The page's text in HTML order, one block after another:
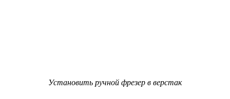
Установить ручной фрезер в верстак